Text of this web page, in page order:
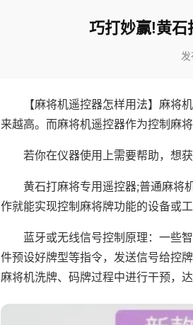
巧打妙赢!黄石
【麻将机遥控器怎样用法】麻将
来越高。而麻将机遥控器作为控制麻
若你在仪器使用上需要帮助，想
黄石打麻将专用遥控器;普通麻将
作就能实现控制麻将牌功能的设备或工
蓝牙或无线信号控制原理：一些
件预设好牌型等指令，发送信号给控
麻将机洗牌、码牌过程中进行干预，达